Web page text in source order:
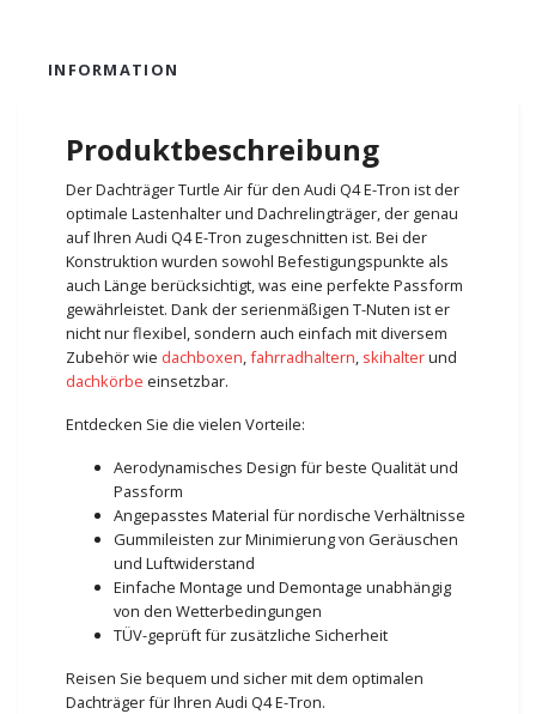
INFORMATION
Produktbeschreibung
Der Dachträger Turtle Air für den Audi Q4 E-Tron ist der
optimale Lastenhalter und Dachrelingträger, der genau
auf Ihren Audi Q4 E-Tron zugeschnitten ist. Bei der
Konstruktion wurden sowohl Befestigungspunkte als
auch Länge berücksichtigt, was eine perfekte Passform
gewährleistet. Dank der serienmäßigen T-Nuten ist er
nicht nur flexibel, sondern auch einfach mit diversem
Zubehör wie dachboxen,fahrradhaltern, skihalterund
dachkörbe einsetzbar.
Entdecken Sie die vielen Vorteile:
Aerodynamisches Design für beste Qualität und
Passform
Angepasstes Material für nordische Verhältnisse
Gummileisten zur Minimierung von Geräuschen
und Luftwiderstand
Einfache Montage und Demontage unabhängig
von den Wetterbedingungen
TÜV-geprüft für zusätzliche Sicherheit
Reisen Sie bequem und sicher mit dem optimalen
Dachträger für Ihren Audi Q4 E-Tron.